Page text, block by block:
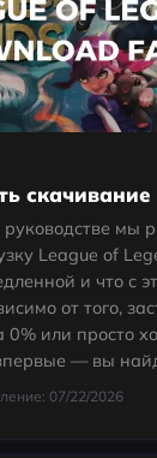
мы
League of
и что с
от того,
или просто
— вы
07/22/2026